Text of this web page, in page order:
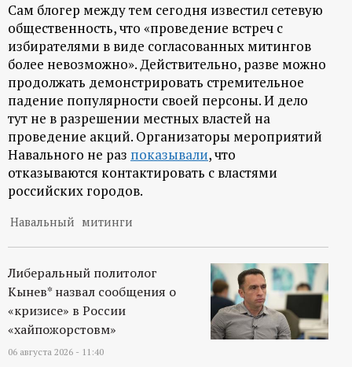
Сам блогер между тем сегодня известил сетевую
общественность, что «проведение встреч с
избирателями в виде согласованных митингов
более невозможно». Действительно, разве можно
продолжать демонстрировать стремительное
падение популярности своей персоны. И дело
тут не в разрешении местных властей на
проведение акций. Организаторы мероприятий
Навального не раз показывали, что
отказываются контактировать с властями
российских городов.
Навальный митинги
Либеральный политолог
Кынев* назвал сообщения о
«кризисе» в России
«хайпожорстовм»
06 августа 2026 - 11:40